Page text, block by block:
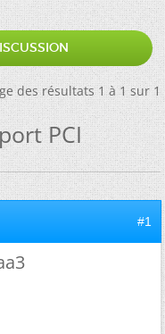
des résultats 1 à 1 sur 1
PCI
#1